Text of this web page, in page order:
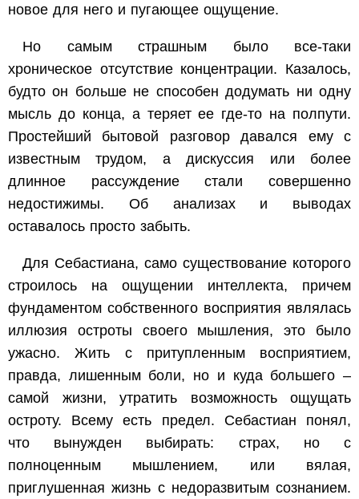
новое для него и пугающее ощущение.
Но самым страшным было все-таки
хроническое отсутствие концентрации. Казалось,
будто он больше не способен додумать ни одну
мысль до конца, а теряет ее где-то на полпути.
Простейший бытовой разговор давался ему с
известным трудом, а дискуссия или более
длинное рассуждение стали совершенно
недостижимы. Об анализах и выводах
оставалось просто забыть.
Для Себастиана, само существование которого
строилось на ощущении интеллекта, причем
фундаментом собственного восприятия являлась
иллюзия остроты своего мышления, это было
ужасно. Жить с притупленным восприятием,
правда, лишенным боли, но и куда большего –
самой жизни, утратить возможность ощущать
остроту. Всему есть предел. Себастиан понял,
что вынужден выбирать: страх, но с
полноценным мышлением, или вялая,
приглушенная жизнь с недоразвитым сознанием.